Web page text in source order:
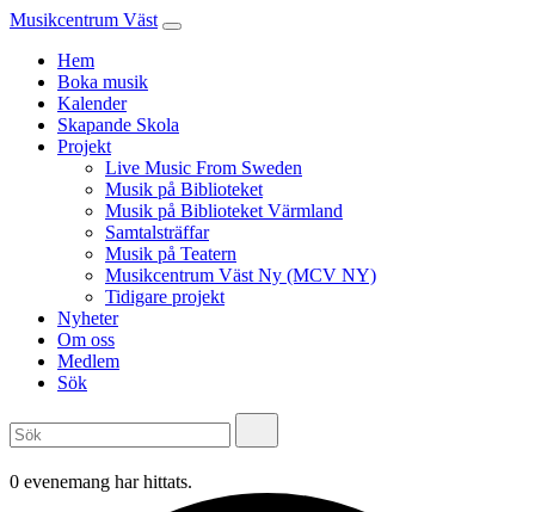
Musikcentrum Väst
Hem
Boka musik
Kalender
Skapande Skola
Projekt
Live Music From Sweden
Musik på Biblioteket
Musik på Biblioteket Värmland
Samtalsträffar
Musik på Teatern
Musikcentrum Väst Ny (MCV NY)
Tidigare projekt
Nyheter
Om oss
Medlem
Sök
0 evenemang har hittats.